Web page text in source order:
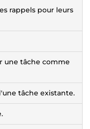
rappels pour leurs
une tâche comme
tâche existante.